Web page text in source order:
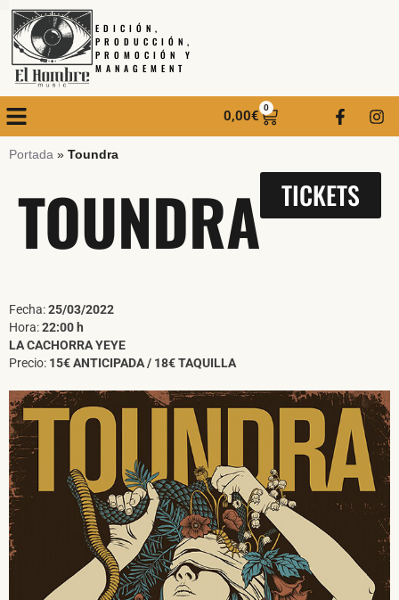
EDICIÓN,
PRODUCCIÓN,
PROMOCIÓN Y
MANAGEMENT
0,00€
0
Portada » Toundra
TOUNDRA TICKETS
Fecha:25/03/2022
Hora:22:00 h
LA CACHORRA YEYE
Precio: 15€ ANTICIPADA / 18€ TAQUILLA